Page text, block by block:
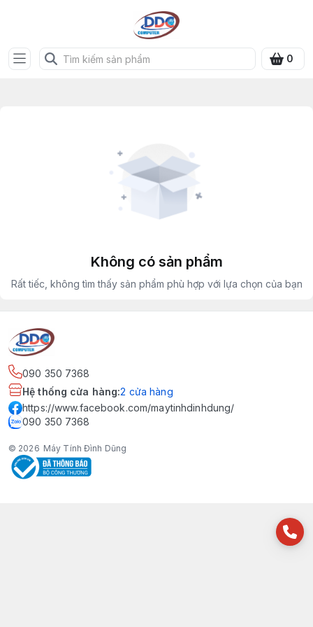
0
Không có sản phẩm
Rất tiếc, không tìm thấy sản phẩm phù hợp với lựa chọn của bạn
090 350 7368
Hệ thống cửa hàng:2 cửa hàng
https://www.facebook.com/maytinhdinhdung/
090 350 7368
© 2026 Máy Tính Đình Dũng